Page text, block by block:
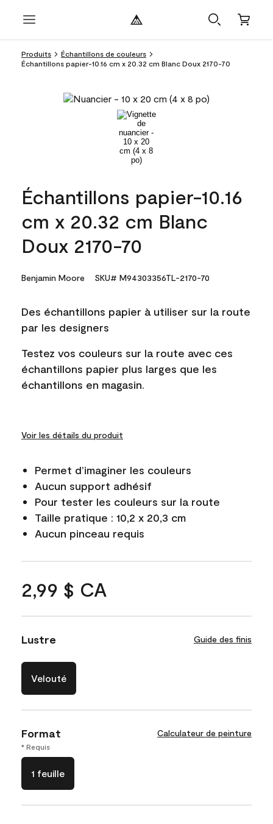
Produits
Échantillons de couleurs
Échantillons papier-10.16 cm x 20.32 cm Blanc Doux 2170-70
Échantillons papier-10.16
cm x 20.32 cm Blanc
Doux 2170-70
Benjamin Moore SKU# M94303356TL-2170-70
Des échantillons papier à utiliser sur la route
par les designers
Testez vos couleurs sur la route avec ces
échantillons papier plus larges que les
échantillons en magasin.
Voir les détails du produit
Permet d’imaginer les couleurs
Aucun support adhésif
Pour tester les couleurs sur la route
Taille pratique : 10,2 x 20,3 cm
Aucun pinceau requis
2,99 $ CA
Lustre Guide des finis
Velouté
Format Calculateur de peinture
* Requis
1 feuille